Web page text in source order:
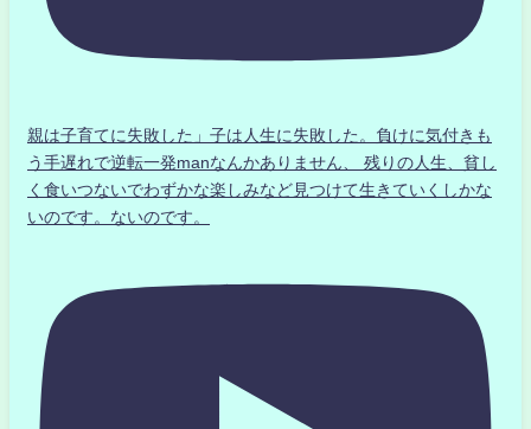
親は子育てに失敗した」子は人生に失敗した。負けに気付きも
う手遅れで逆転一発manなんかありません、 残りの人生、貧し
く食いつないでわずかな楽しみなど見つけて生きていくしかな
いのです。ないのです。